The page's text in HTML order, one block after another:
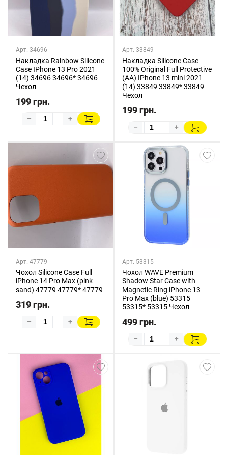
Арт. 34696
Накладка Rainbow Silicone
Case IPhone 13 Pro 2021
(14) 34696 34696* 34696
Чехол
199 грн.
– +
Арт. 33849
Накладка Silicone Case
100% Original Full Protective
(AA) IPhone 13 mini 2021
(14) 33849 33849* 33849
Чехол
199 грн.
– +
Арт. 47779
Чохол Silicone Case Full
iPhone 14 Pro Max (pink
sand) 47779 47779* 47779
319 грн.
– +
Арт. 53315
Чохол WAVE Premium
Shadow Star Case with
Magnetic Ring iPhone 13
Pro Max (blue) 53315
53315* 53315 Чехол
499 грн.
– +